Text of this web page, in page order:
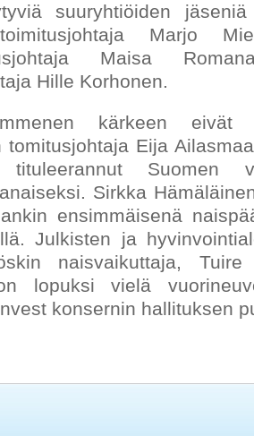
suuryhtiöiden
Marjo
Maisa
Hille Korhonen.
kärkeen eivät
tomitusjohtaja Eija
Suomen
Sirkka
ensimmäisenä
Julkisten ja
naisvaikuttaja, Tuire
lopuksi vielä
konsernin hallituksen